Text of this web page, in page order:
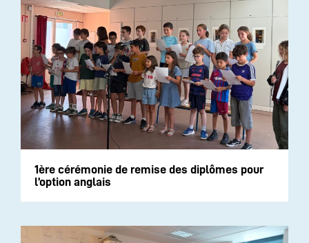
1ère cérémonie de remise des diplômes pour
l’option anglais